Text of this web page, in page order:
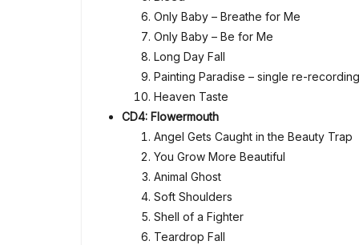
Only Baby – Breathe for Me
Only Baby – Be for Me
Long Day Fall
Painting Paradise – single re-recording
Heaven Taste
CD4: Flowermouth
Angel Gets Caught in the Beauty Trap
You Grow More Beautiful
Animal Ghost
Soft Shoulders
Shell of a Fighter
Teardrop Fall